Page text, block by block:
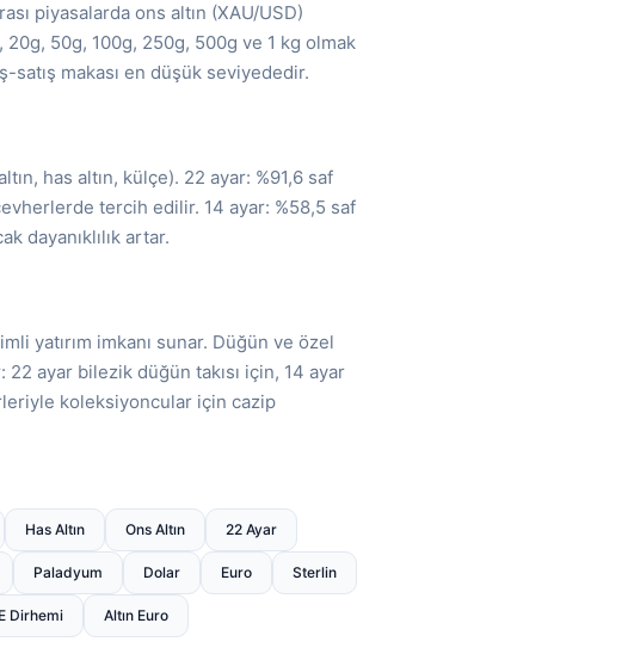
piyasalarda ons altın (XAU/USD)
50g, 100g, 250g, 500g ve 1 kg olmak
satış makası en düşük seviyededir.
has altın, külçe). 22 ayar: %91,6 saf
tercih edilir. 14 ayar: %58,5 saf
dayanıklılık artar.
yatırım imkanı sunar. Düğün ve özel
ayar bilezik düğün takısı için, 14 ayar
koleksiyoncular için cazip
Has Altın Ons Altın 22 Ayar
Paladyum Dolar Euro Sterlin
Dirhemi Altın Euro